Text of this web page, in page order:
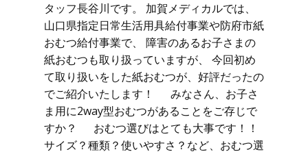
タッフ長谷川です。 加賀メディカルでは、
山口県指定日常生活用具給付事業や防府市紙
おむつ給付事業で、 障害のあるお子さまの
紙おむつも取り扱っていますが、 今回初め
て取り扱いをした紙おむつが、好評だったの
でご紹介いたします！ みなさん、お子さ
ま用に2way型おむつがあることをご存じで
すか？ おむつ選びはとても大事です！！
サイズ？種類？使いやすさ？など、おむつ選